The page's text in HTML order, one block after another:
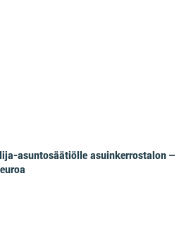
asuntosäätiölle asuinkerrostalon –